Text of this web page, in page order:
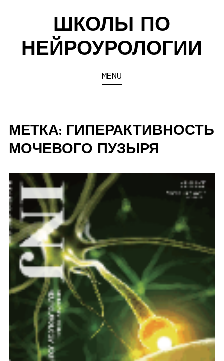
ШКОЛЫ ПО
НЕЙРОУРОЛОГИИ
MENU
МЕТКА: ГИПЕРАКТИВНОСТЬ
МОЧЕВОГО ПУЗЫРЯ